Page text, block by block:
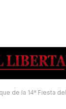
la 14ª Fiesta del Chicharrón que